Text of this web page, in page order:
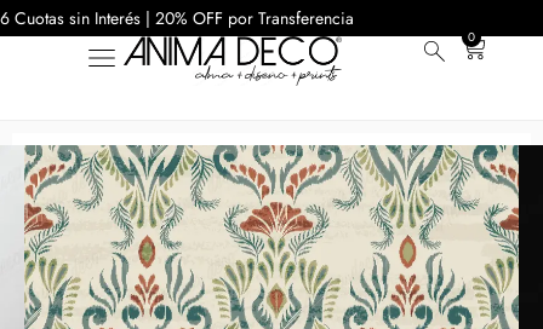
6 Cuotas sin Interés | 20% OFF por Transferencia
0